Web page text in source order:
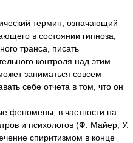
термин, означающий
в состоянии гипноза,
транса, писать
контроля над этим
заниматься совсем
себе отчета в том, что он
феномены, в частности на
и психологов (Ф. Майер, У.
спиритизмом в конце